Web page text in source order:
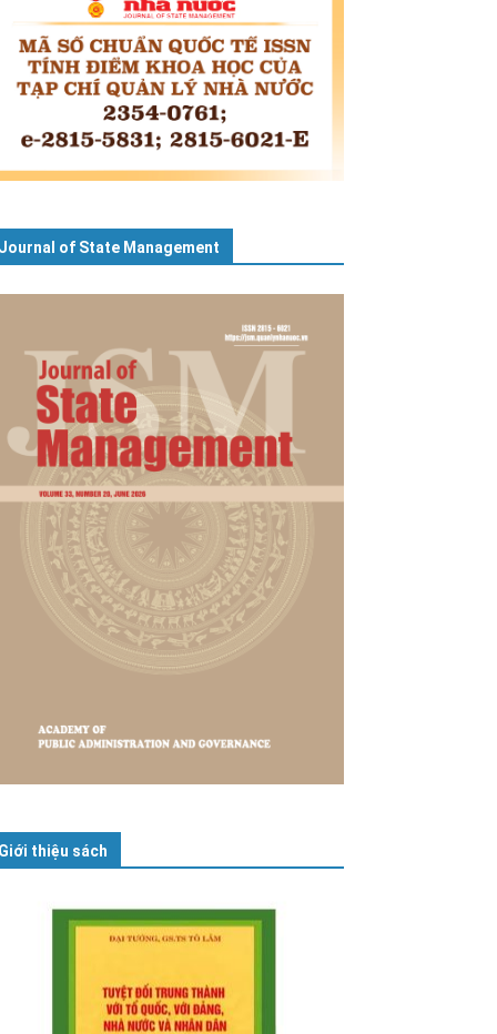
Journal of State Management
Giới thiệu sách